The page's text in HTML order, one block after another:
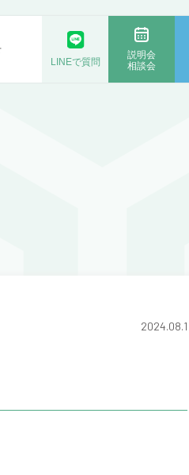
LINEで質問
説明会
相談会
2024.08.1